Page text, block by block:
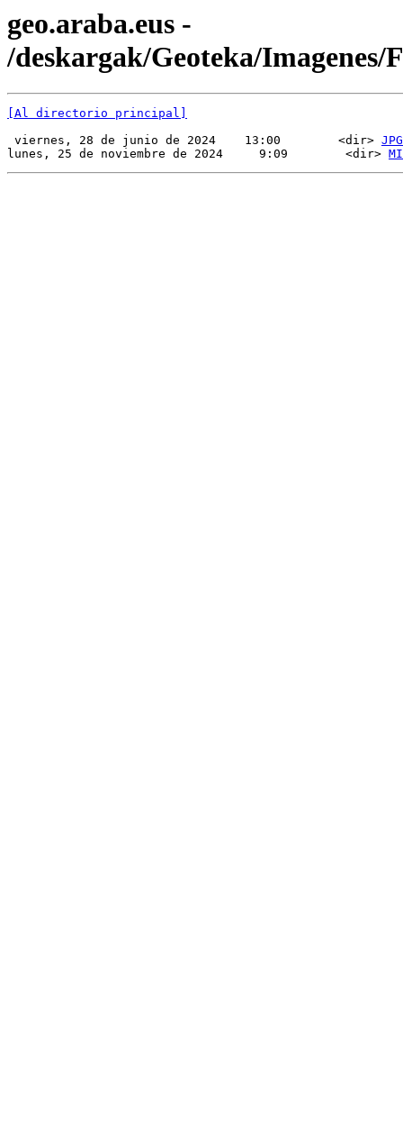
geo.araba.eus -
/deskargak/Geoteka/Imagenes/
[Al directorio principal]
viernes, 28 de junio de 2024    13:00        <dir> JPG
lunes, 25 de noviembre de 2024     9:09        <dir>